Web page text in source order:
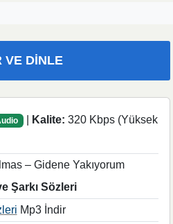
VE DINLE
Kalite: 320 Kbps (Yüksek
– Gidene Yakıyorum
Şarkı Sözleri
Mp3 İndir